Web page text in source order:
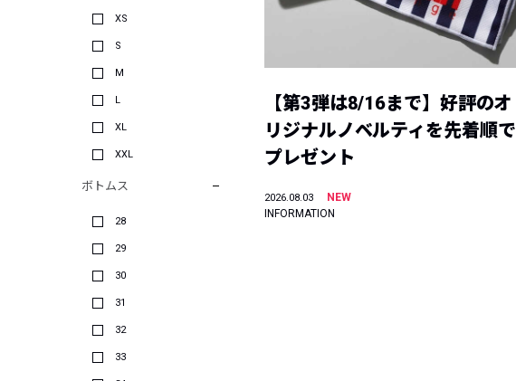
XS
S
M
L
XL
XXL
ボトムス
28
29
30
31
32
33
【第3弾は8/16まで】好評のオ
リジナルノベルティを先着順で
プレゼント
2026.08.03
NEW
INFORMATION